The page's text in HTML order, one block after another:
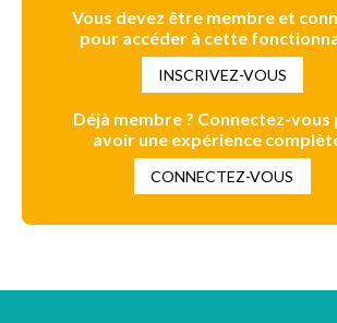
Vous devez être membre et
pour accéder à cette
INSCRIVEZ-VOUS
Déjà membre ? Connectez-vous
avoir une expérience
CONNECTEZ-VOUS